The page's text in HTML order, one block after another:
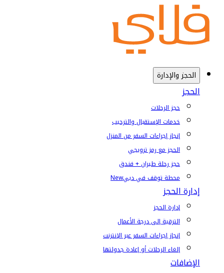
الحجز والإدارة
الحجز
حجز الرحلات
خدمات الإستقبال والترحيب
إنجاز إجراءات السفر من المنزل
الحجز مع رمز ترويجي
حجز رحلة طيران + فندق
محطة توقف في دبيNew
إدارة الحجز
إدارة الحجز
الترقية إلى درجة الأعمال
إنجاز إجراءات السفر عبر الإنترنت
إلغاء الرحلات أو إعادة جدولتها
الإضافات